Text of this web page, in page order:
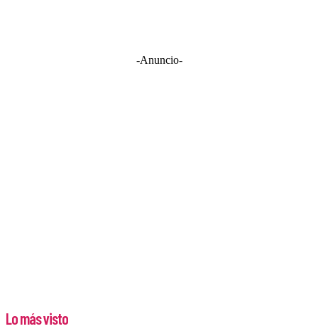
-Anuncio-
Lo más visto